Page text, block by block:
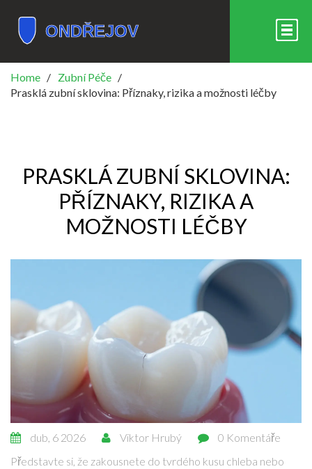
Home
Zubní Péče
Prasklá zubní sklovina: Příznaky, rizika a možnosti léčby
PRASKLÁ ZUBNÍ SKLOVINA:
PŘÍZNAKY, RIZIKA A
MOŽNOSTI LÉČBY
dub, 6 2026 Viktor Hrubý
0 Komentáře
Představte si, že zakousnete do tvrdého kusu chleba nebo